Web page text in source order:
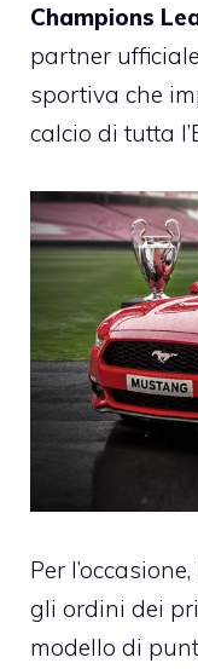
Champions
partner
sportiva che
calcio di tutta
Per
gli ordini dei
modello di